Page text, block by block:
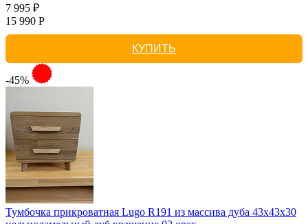
7 995 ₽
15 990 Р
КУПИТЬ
-45%
Тумбочка прикроватная Lugo R191 из массива дуба 43х43х30